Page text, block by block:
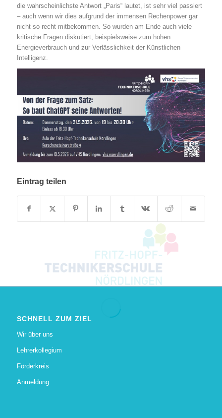
die wahrscheinlichste Antwort „Paris“ lautet, ist sehr viel passiert
– auch wenn wir dies aufgrund der immensen Rechenpower gar
nicht so recht mitbekommen. So wurden am Ende auch viele
kritische Fragen diskutiert, beispielsweise zum hohen
Energieverbrauch und zur Verlässlichkeit der Künstlichen
Intelligenz.
Eintrag teilen
SCHNELL ZUM ZIEL
Wir über uns
Lehrerkollegium
Förderkreis
Anmeldung